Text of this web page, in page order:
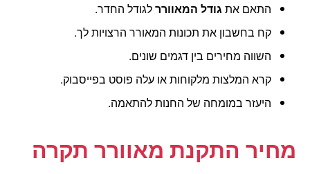
התאם אתגודל המאווררלגודל החדר.
קח בחשבון את תכונות המאורר הרצויות לך.
השווה מחירים בין דגמים שונים.
קרא המלצות מלקוחות או עלה פוסט בפייסבוק.
היעזר במומחה של החנות להתאמה.
מחיר התקנת מאוורר תקרה